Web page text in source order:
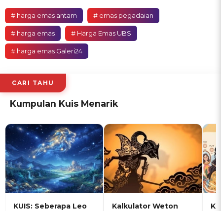
# harga emas antam # emas pegadaian
# harga emas # Harga Emas UBS
# harga emas Galeri24
CARI TAHU
Kumpulan Kuis Menarik
KUIS: Seberapa Leo
Kalkulator Weton